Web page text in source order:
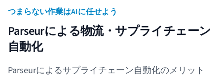
つまらない作業はAIに任せよう
Parseurによる物流・サプライチェーン
自動化
Parseurによるサプライチェーン自動化のメリット